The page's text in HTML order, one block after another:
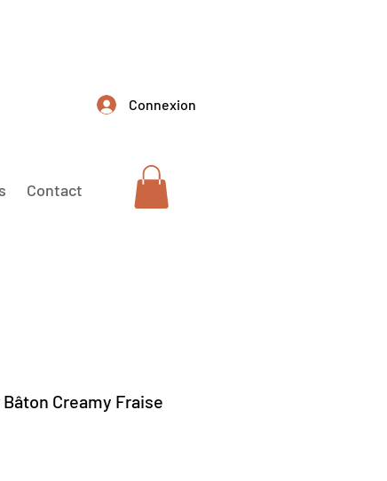
Connexion
Contact
Creamy Fraise